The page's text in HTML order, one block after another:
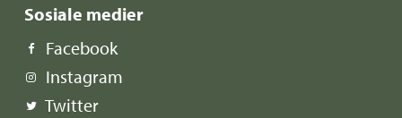
Sosiale medier
Facebook
Instagram
Twitter